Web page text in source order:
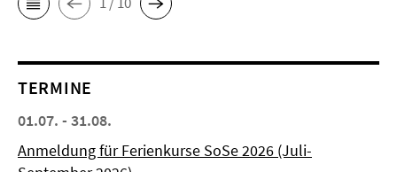
TERMINE
01.07. - 31.08.
Anmeldung für Ferienkurse SoSe 2026 (Juli-